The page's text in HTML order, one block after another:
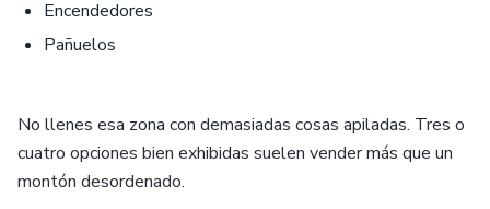
Encendedores
Pañuelos
No llenes esa zona con demasiadas cosas apiladas. Tres o
cuatro opciones bien exhibidas suelen vender más que un
montón desordenado.